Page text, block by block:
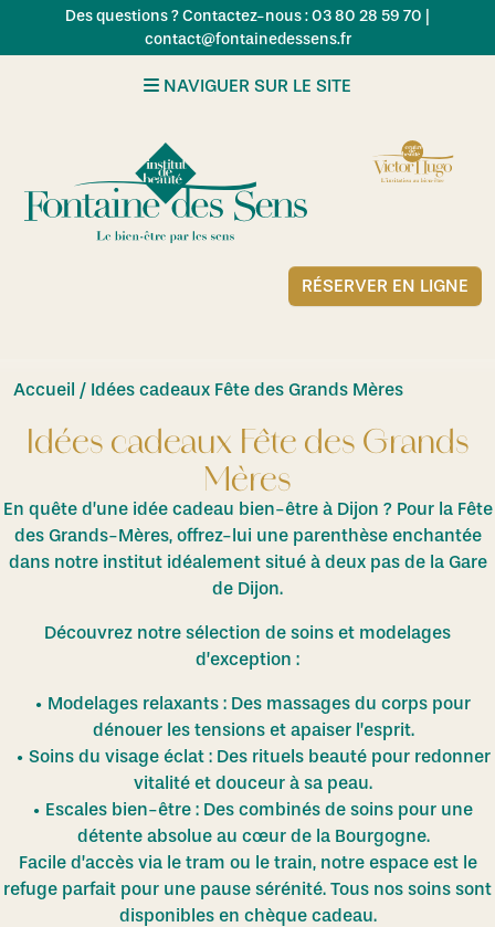
Skip to main content
Des questions ? Contactez-nous : 03 80 28 59 70 |
contact@fontainedessens.fr
NAVIGUER SUR LE SITE
RÉSERVER EN LIGNE
Accueil / Idées cadeaux Fête des Grands Mères
Idées cadeaux Fête des Grands
Mères
En quête d’une idée cadeau bien-être à Dijon ? Pour la Fête
des Grands-Mères, offrez-lui une parenthèse enchantée
dans notre institut idéalement situé à deux pas de la Gare
de Dijon.
Découvrez notre sélection de soins et modelages
d’exception :
Modelages relaxants : Des massages du corps pour
dénouer les tensions et apaiser l’esprit.
Soins du visage éclat : Des rituels beauté pour redonner
vitalité et douceur à sa peau.
Escales bien-être : Des combinés de soins pour une
détente absolue au cœur de la Bourgogne.
Facile d’accès via le tram ou le train, notre espace est le
refuge parfait pour une pause sérénité. Tous nos soins sont
disponibles en chèque cadeau.